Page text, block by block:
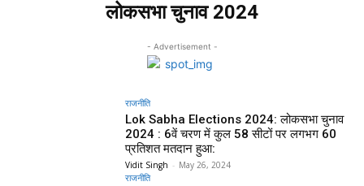
लोकसभा चुनाव 2024
- Advertisement -
राजनीति
Lok Sabha Elections 2024: लोकसभा चुनाव
2024 : 6वें चरण में कुल 58 सीटों पर लगभग 60
प्रतिशत मतदान हुआ:
Vidit Singh - May 26, 2024
राजनीति